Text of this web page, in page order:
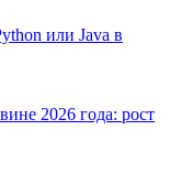
или Java в
2026 года: рост